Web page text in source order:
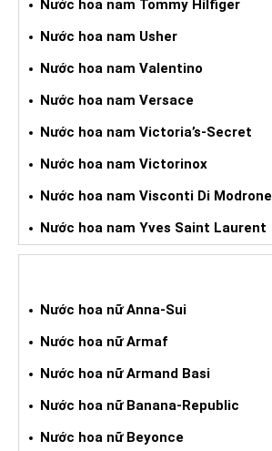
Nước hoa nam Tommy Hilfiger
Nước hoa nam Usher
Nước hoa nam Valentino
Nước hoa nam Versace
Nước hoa nam Victoria’s-Secret
Nước hoa nam Victorinox
Nước hoa nam Visconti Di Modrone
Nước hoa nam Yves Saint Laurent
Nước hoa nữ Anna-Sui
Nước hoa nữ Armaf
Nước hoa nữ Armand Basi
Nước hoa nữ Banana-Republic
Nước hoa nữ Beyonce